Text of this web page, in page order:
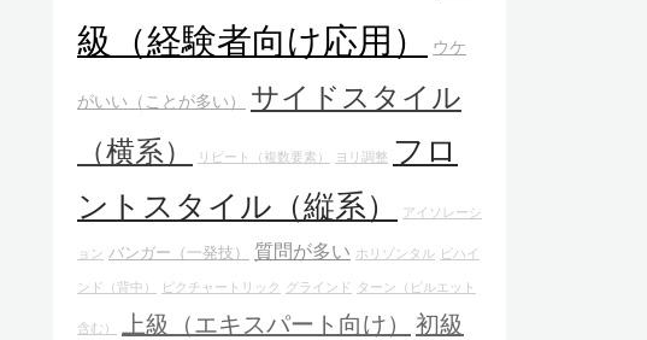
級（経験者向け応用）
ウケ
がいい（ことが多い）
サイドスタイル
（横系）
リピート（複数要素） ヨリ調整 フロ
ントスタイル（縦系）
アイソレーシ
ョン バンガー（一発技） 質問が多い ホリゾンタル ビハイ
ンド（背中） ピクチャートリック グラインド ターン（ピルエット
含む） 上級（エキスパート向け）
初級